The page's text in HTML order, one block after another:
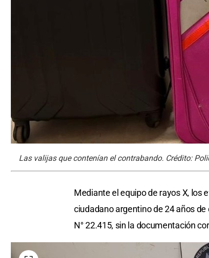
Las valijas que contenían el contrabando. Crédito:
Mediante el equipo de rayos X, los
ciudadano argentino de 24 años
N° 22.415, sin la documentación